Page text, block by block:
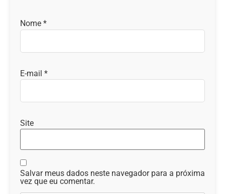
Nome *
E-mail *
Site
Salvar meus dados neste navegador para a próxima
vez que eu comentar.